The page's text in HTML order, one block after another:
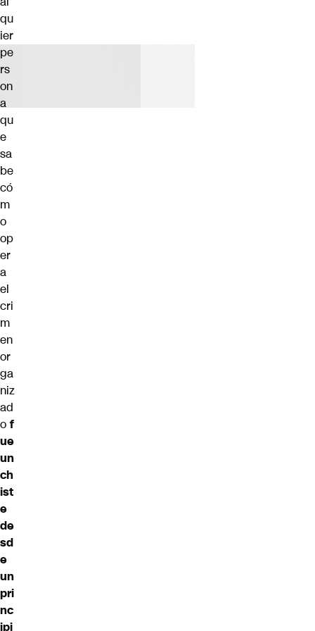
qu
ier
pe
rs
on
a
qu
e
sa
be
có
m
o
op
er
a
el
cri
m
en
or
ga
niz
ad
o f
ue
un
ch
ist
e
de
sd
e
un
pri
nc
ipi